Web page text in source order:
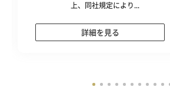
上、同社規定により...
詳細を見る